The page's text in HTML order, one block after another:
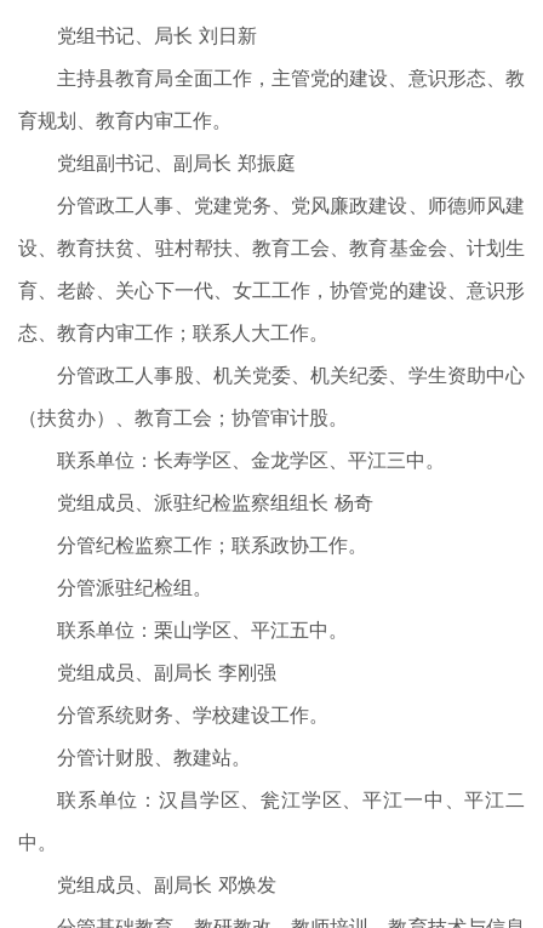
党组书记、局长 刘日新
主持县教育局全面工作，主管党的建设、意识形态、教
育规划、教育内审工作。
党组副书记、副局长 郑振庭
分管政工人事、党建党务、党风廉政建设、师德师风建
设、教育扶贫、驻村帮扶、教育工会、教育基金会、计划生
育、老龄、关心下一代、女工工作，协管党的建设、意识形
态、教育内审工作；联系人大工作。
分管政工人事股、机关党委、机关纪委、学生资助中心
（扶贫办）、教育工会；协管审计股。
联系单位：长寿学区、金龙学区、平江三中。
党组成员、派驻纪检监察组组长 杨奇
分管纪检监察工作；联系政协工作。
分管派驻纪检组。
联系单位：栗山学区、平江五中。
党组成员、副局长 李刚强
分管系统财务、学校建设工作。
分管计财股、教建站。
联系单位：汉昌学区、瓮江学区、平江一中、平江二
中。
党组成员、副局长 邓焕发